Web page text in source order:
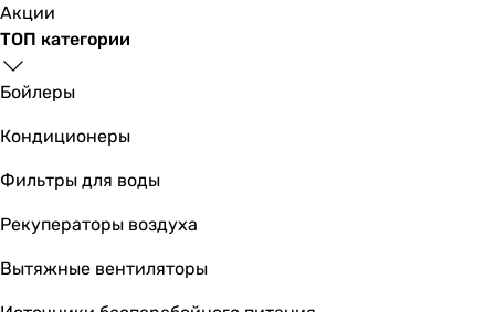
Акции
ТОП категории
Бойлеры
Кондиционеры
Фильтры для воды
Рекуператоры воздуха
Вытяжные вентиляторы